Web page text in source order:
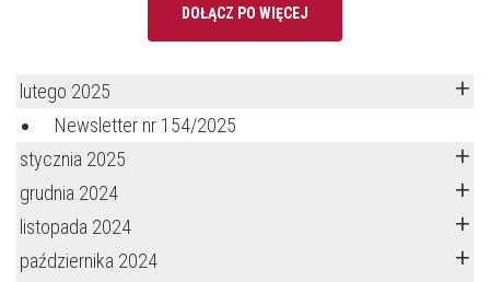
DOŁĄCZ PO WIĘCEJ
lutego 2025
Newsletter nr 154/2025
stycznia 2025
grudnia 2024
listopada 2024
października 2024